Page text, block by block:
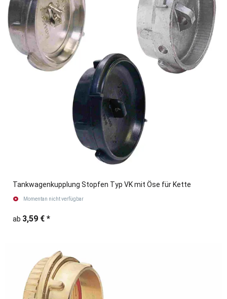
Tankwagenkupplung Stopfen Typ VK mit Öse für Kette
Momentan nicht verfügbar
ab 3,59 € *